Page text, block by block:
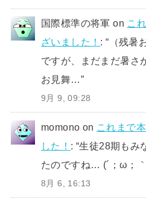
国際標準の将軍 on こ
ざいました！ : “ （残暑
ですが、まだまだ暑さ
お見舞…”
9月 9, 09:28
momono on これまで
した！ : “生徒28期もみ
たのですね… (´；ω；
8月 6, 16:13